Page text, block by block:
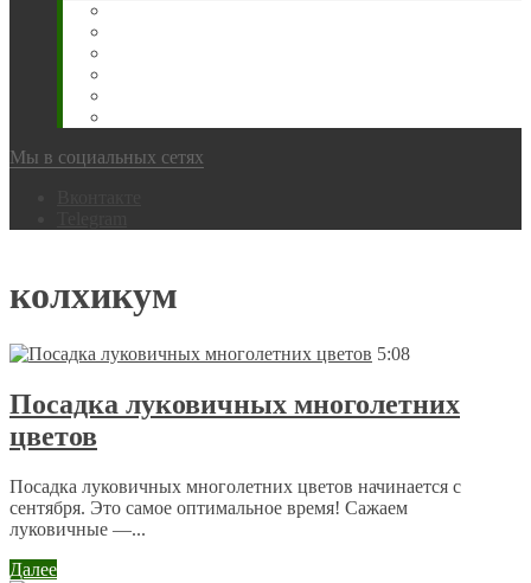
Мы в социальных сетях
колхикум
5:08
Посадка луковичных многолетних
цветов
Посадка луковичных многолетних цветов начинается с
сентября. Это самое оптимальное время! Сажаем
луковичные —...
Далее